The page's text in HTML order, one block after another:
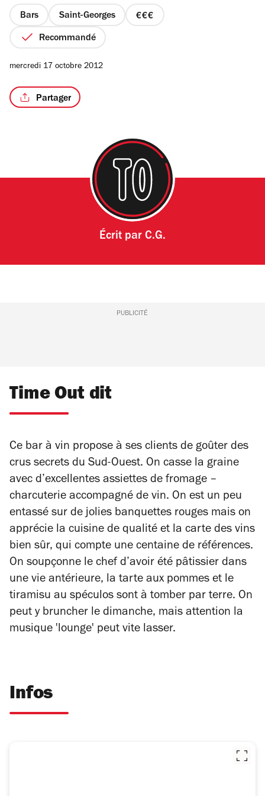
étoiles
Bars Saint-Georges
prix
Recommandé
mercredi 17 octobre 2012
Partager
Écrit par C.G.
PUBLICITÉ
Time Out dit
Ce bar à vin propose à ses clients de goûter des
crus secrets du Sud-Ouest. On casse la graine
avec d’excellentes assiettes de fromage –
charcuterie accompagné de vin. On est un peu
entassé sur de jolies banquettes rouges mais on
apprécie la cuisine de qualité et la carte des vins
bien sûr, qui compte une centaine de références.
On soupçonne le chef d’avoir été pâtissier dans
une vie antérieure, la tarte aux pommes et le
tiramisu au spéculos sont à tomber par terre. On
peut y bruncher le dimanche, mais attention la
musique 'lounge' peut vite lasser.
Infos